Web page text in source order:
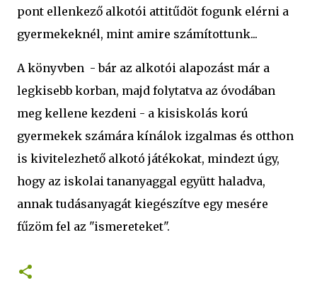
pont ellenkező alkotói attitűdöt fogunk elérni a
gyermekeknél, mint amire számítottunk...
A könyvben - bár az alkotói alapozást már a
legkisebb korban, majd folytatva az óvodában
meg kellene kezdeni - a kisiskolás korú
gyermekek számára kínálok izgalmas és otthon
is kivitelezhető alkotó játékokat, mindezt úgy,
hogy az iskolai tananyaggal együtt haladva,
annak tudásanyagát kiegészítve egy mesére
fűzöm fel az "ismereteket".